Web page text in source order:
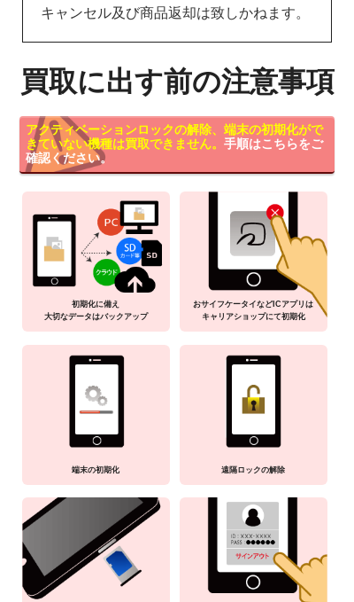
キャンセル及び商品返却は致しかねます。
買取に出す前の注意事項
アクティベーションロックの解除、端末の初期化がで
きていない機種は買取できません。 手順はこちらをご
確認ください。
初期化に備え
大切なデータはバックアップ
おサイフケータイなどICアプリは
キャリアショップにて初期化
端末の初期化 遠隔ロックの解除